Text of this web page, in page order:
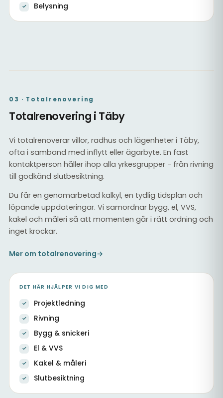
Belysning
Kök med ny stomme & samordnad VVS
03 · Totalrenovering
Totalrenovering i Täby
Vi totalrenoverar villor, radhus och lägenheter i Täby,
ofta i samband med inflytt eller ägarbyte. En fast
kontaktperson håller ihop alla yrkesgrupper - från rivning
till godkänd slutbesiktning.
Du får en genomarbetad kalkyl, en tydlig tidsplan och
löpande uppdateringar. Vi samordnar bygg, el, VVS,
kakel och måleri så att momenten går i rätt ordning och
inget krockar.
Mer om totalrenovering→
DET HÄR HJÄLPER VI DIG MED
Projektledning
Rivning
Bygg & snickeri
El & VVS
Kakel & måleri
Slutbesiktning
Vardagsrum i totalrenoverad villa